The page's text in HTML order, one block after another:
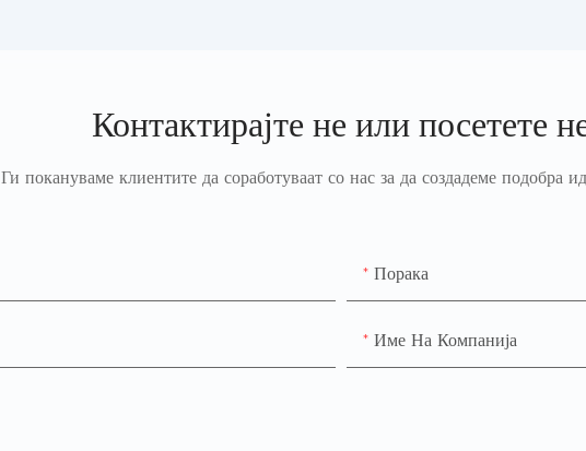
Контактирајте не или посетете
Ги покануваме клиентите да соработуваат со нас за да создадеме подобра
Порака
Име На Компанија